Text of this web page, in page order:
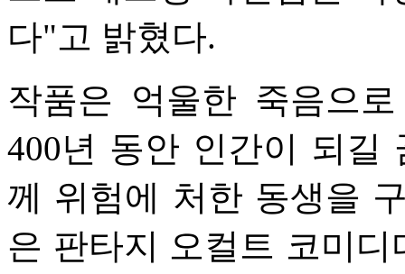
다"고 밝혔다.
작품은 억울한 죽음으
400년 동안 인간이 되길
께 위험에 처한 동생을
은 판타지 오컬트 코미